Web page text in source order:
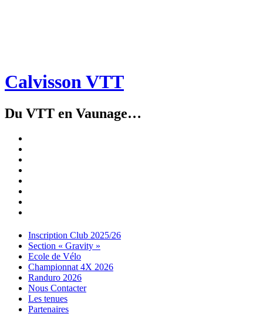
Calvisson VTT
Du VTT en Vaunage…
Menu
Widgets
Recherche
Aller
contenu
Inscription Club 2025/26
Section « Gravity »
Ecole de Vélo
Championnat 4X 2026
Randuro 2026
Nous Contacter
Les tenues
Partenaires